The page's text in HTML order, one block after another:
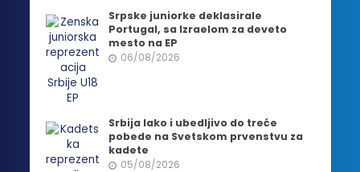
Srpske juniorke deklasirale
Portugal, sa Izraelom za deveto
mesto na EP
06/08/2026
Srbija lako i ubedljivo do treće
pobede na Svetskom prvenstvu za
kadete
05/08/2026